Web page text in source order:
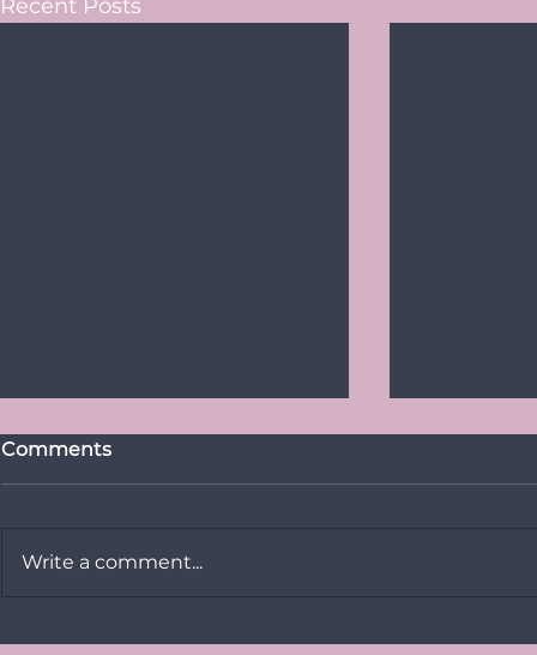
Recent Posts
Comments
Write a comment...